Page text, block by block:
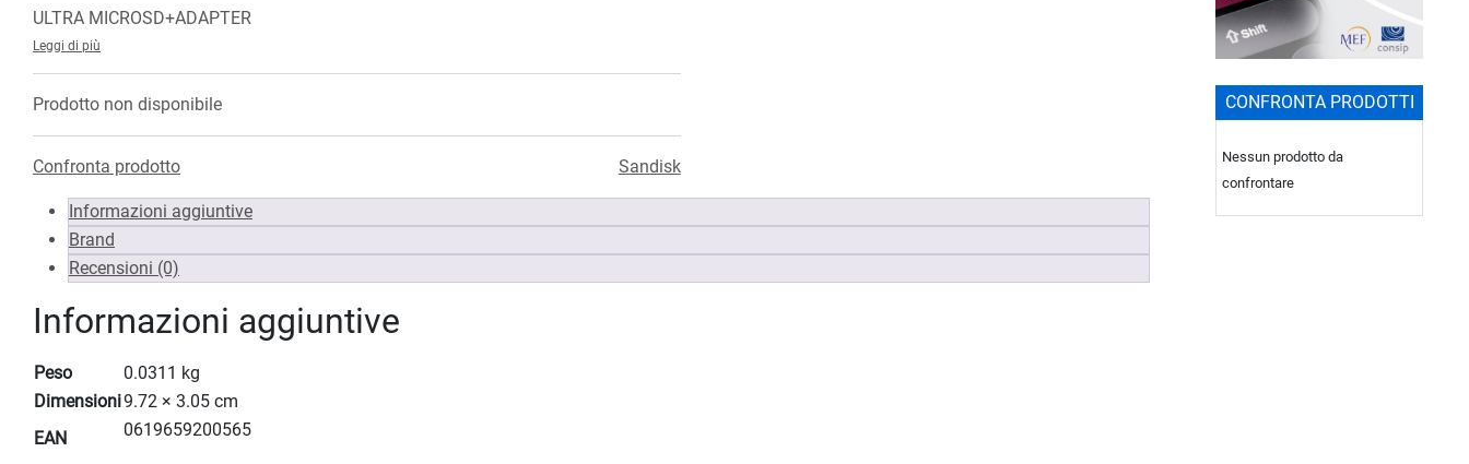
ULTRA MICROSD+ADAPTER
Leggi di più
Prodotto non disponibile
Confronta prodotto Sandisk
Informazioni aggiuntive
Brand
Recensioni (0)
Informazioni aggiuntive
Peso
0.0311 kg
Dimensioni9.72 × 3.05 cm
EAN
0619659200565
CONFRONTA PRODOTTI
Nessun prodotto da
confrontare